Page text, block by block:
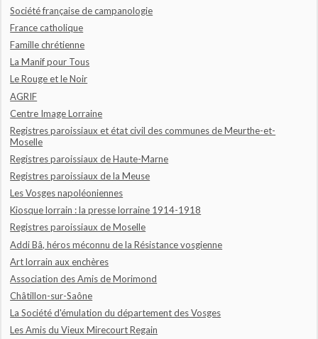
Société française de campanologie
France catholique
Famille chrétienne
La Manif pour Tous
Le Rouge et le Noir
AGRIF
Centre Image Lorraine
Registres paroissiaux et état civil des communes de Meurthe-et-
Moselle
Registres paroissiaux de Haute-Marne
Registres paroissiaux de la Meuse
Les Vosges napoléoniennes
Kiosque lorrain : la presse lorraine 1914-1918
Registres paroissiaux de Moselle
Addi Bâ, héros méconnu de la Résistance vosgienne
Art lorrain aux enchères
Association des Amis de Morimond
Châtillon-sur-Saône
La Société d'émulation du département des Vosges
Les Amis du Vieux Mirecourt Regain